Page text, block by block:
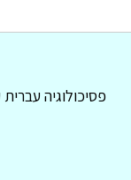
פסיכולוגיה עברית